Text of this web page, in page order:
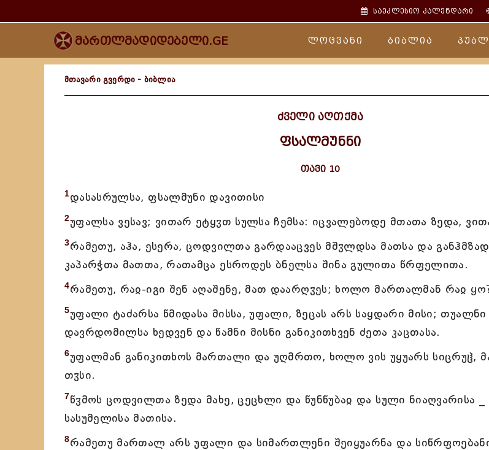
საეკლესიო კალენდარი
მართლმადიდებელი.GE ლოცვანი ბიბლია
მთავარი გვერდი - ბიბლია
ძველი აღთქმა
ფსალმუნნი
თავი 10
1დასასრულსა, ფსალმუნი დავითისი
2უფალსა ვესავ; ვითარ ეტყჳთ სულსა ჩემსა: იცვალებოდე მთათა ზედა,
3რამეთუ, აჰა, ესერა, ცოდვილთა გარდააცვეს მშჳლდსა მათსა და
კაპარჭთა მათთა, რათამცა ესროდეს ბნელსა შინა გულითა წრფელითა.
4რამეთუ, რაჲ-იგი შენ აღაშენე, მათ დაარღჳეს; ხოლო მართალმან რაჲ
5უფალი ტაძარსა წმიდასა მისსა, უფალი, ზეცას არს საყდარი მისი; თუალნი
დავრდომილსა ხედვენ და წამნი მისნი განიკითხვენ ძეთა კაცთასა.
6უფალმან განიკითხოს მართალი და უღმრთო, ხოლო ვის უყუარს სიცრუჱ,
თჳსი.
7წჳმოს ცოდვილთა ზედა მახე, ცეცხლი და წუნწუბაჲ და სული ნიაღვარისა _
სასუმელისა მათისა.
8რამეთუ მართალ არს უფალი და სიმართლენი შეიყუარნა და